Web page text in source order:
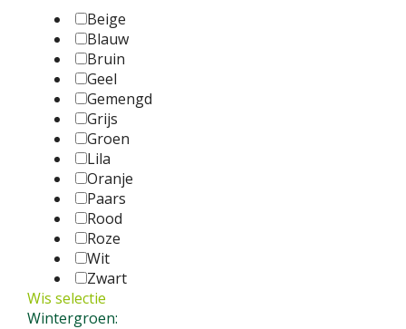
Beige
Blauw
Bruin
Geel
Gemengd
Grijs
Groen
Lila
Oranje
Paars
Rood
Roze
Wit
Zwart
Wis selectie
Wintergroen: